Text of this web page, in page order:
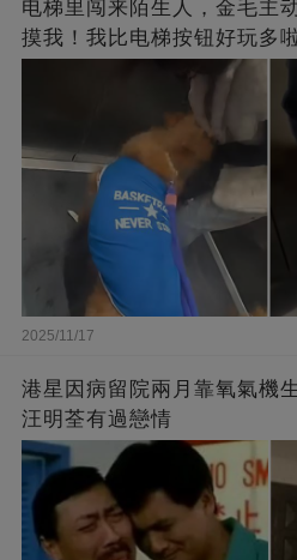
电梯里闯来陌生人，金毛主
摸我！我比电梯按钮好玩多啦
2025/11/17
港星因病留院兩月靠氧氣機
汪明荃有過戀情